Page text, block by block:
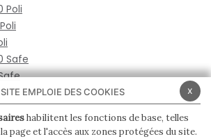
Poli
Safe
x
EMPLOIE DES COOKIES
habilitent les fonctions de base, telles
page et l'accès aux zones protégées du site.